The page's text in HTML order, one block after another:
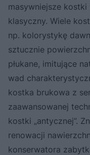
masywniejsze
klasyczny. Wiele
np. kolorystykę
sztucznie
płukane, imitujące
wad
kostka brukowa z
zaawansowanej
kostki „antycznej”.
renowacji
konserwatora